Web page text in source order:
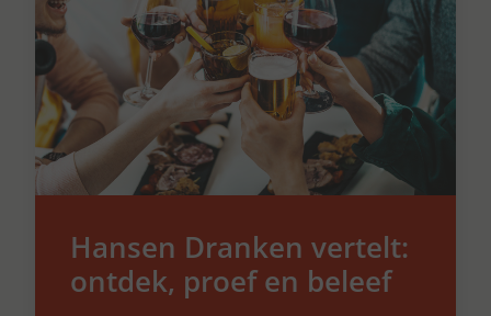
Hansen Dranken vertelt:
ontdek, proef en beleef